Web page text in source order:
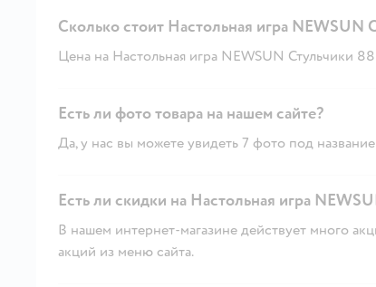
Сколько стоит Настольная игра NEWSUN
Цена на Настольная игра NEWSUN Стульчики
Есть ли фото товара на нашем сайте?
Да, у нас вы можете увидеть 7 фото под
Есть ли скидки на Настольная игра
В нашем интернет-магазине действует много
акций из меню сайта.